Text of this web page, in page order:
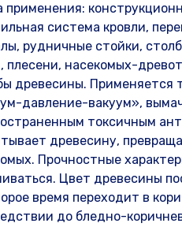
применения:
система кровли,
рудничные стойки,
плесени, насекомых-
древесины. Применяется
давление-вакуум»,
токсичным
древесину,
Прочностные
Цвет древесины
время переходит в
до бледно-